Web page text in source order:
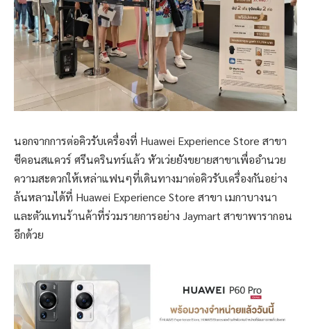
นอกจากการต่อคิวรับเครื่องที่ Huawei Experience Store สาขา
ซีคอนสแควร์ ศรีนครินทร์แล้ว หัวเว่ยยังขยายสาขาเพื่ออำนวย
ความสะดวกให้เหล่าแฟนๆที่เดินทางมาต่อคิวรับเครื่องกันอย่าง
ล้นหลามได้ที่ Huawei Experience Store สาขา เมกาบางนา
และตัวแทนร้านค้าที่ร่วมรายการอย่าง Jaymart สาขาพารากอน
อีกด้วย